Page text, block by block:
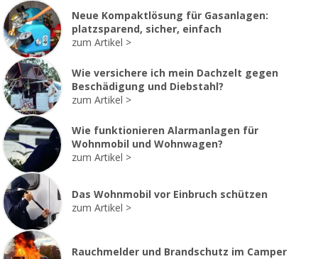
Neue Kompaktlösung für Gasanlagen:
platzsparend, sicher, einfach
zum Artikel
Wie versichere ich mein Dachzelt gegen
Beschädigung und Diebstahl?
zum Artikel
Wie funktionieren Alarmanlagen für
Wohnmobil und Wohnwagen?
zum Artikel
Das Wohnmobil vor Einbruch schützen
zum Artikel
Rauchmelder und Brandschutz im Camper